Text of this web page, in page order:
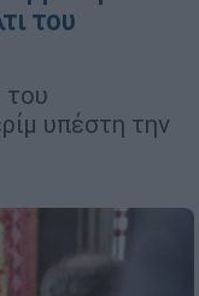
του
του
υπέστη την